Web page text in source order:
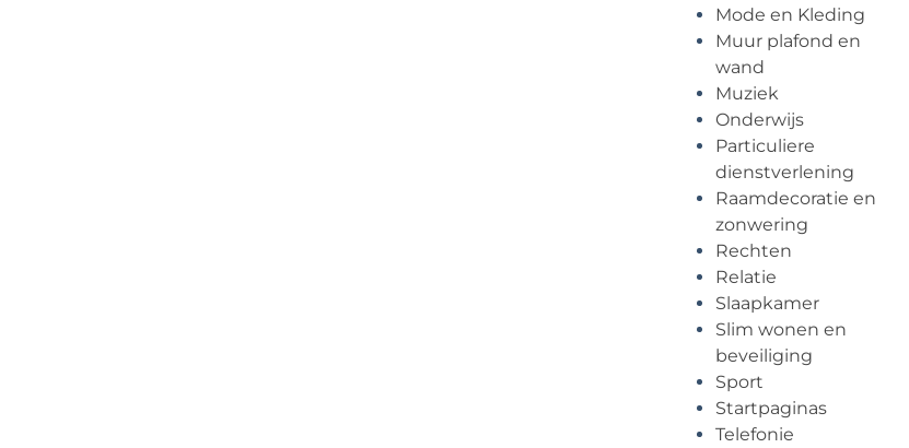
Mode en Kleding
Muur plafond en
wand
Muziek
Onderwijs
Particuliere
dienstverlening
Raamdecoratie en
zonwering
Rechten
Relatie
Slaapkamer
Slim wonen en
beveiliging
Sport
Startpaginas
Telefonie